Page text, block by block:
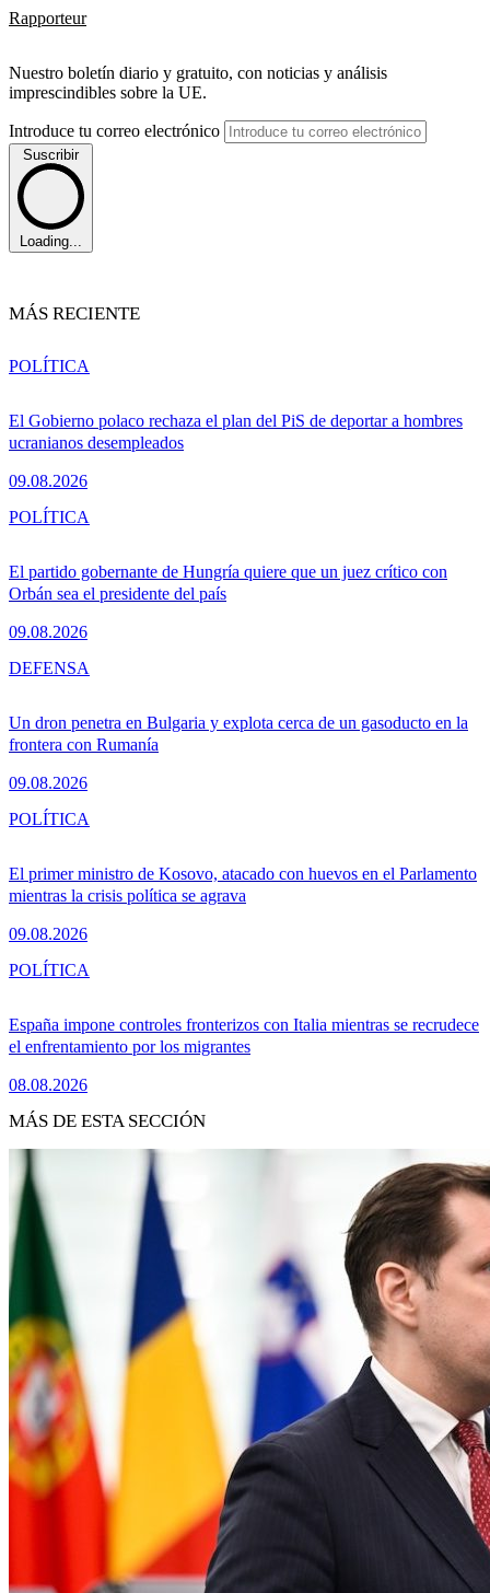
Rapporteur
Nuestro boletín diario y gratuito, con noticias y análisis
imprescindibles sobre la UE.
Introduce tu correo electrónico
Suscribir
Loading...
MÁS RECIENTE
El Gobierno polaco rechaza el plan del PiS de deportar a hombres
ucranianos desempleados
09.08.2026
POLÍTICA
El partido gobernante de Hungría quiere que un juez crítico con
Orbán sea el presidente del país
09.08.2026
POLÍTICA
Un dron penetra en Bulgaria y explota cerca de un gasoducto en la
frontera con Rumanía
09.08.2026
DEFENSA
El primer ministro de Kosovo, atacado con huevos en el Parlamento
mientras la crisis política se agrava
09.08.2026
POLÍTICA
España impone controles fronterizos con Italia mientras se recrudece
el enfrentamiento por los migrantes
08.08.2026
POLÍTICA
MÁS DE ESTA SECCIÓN